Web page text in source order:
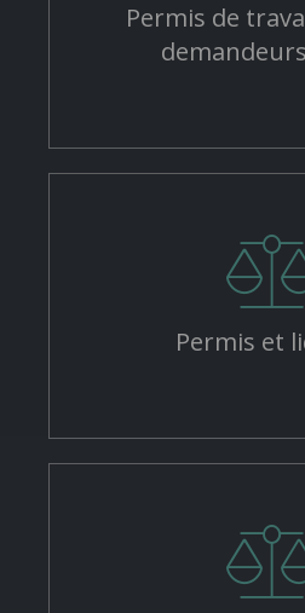
Permis de
demandeurs
Permis et